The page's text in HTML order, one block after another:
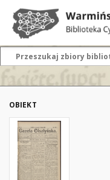
OBIEKT